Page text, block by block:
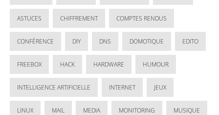
ASTUCES CHIFFREMENT COMPTES RENDUS
CONFÉRENCE DIY DNS DOMOTIQUE EDITO
FREEBOX HACK HARDWARE HUMOUR
INTELLIGENCE ARTIFICIELLE INTERNET JEUX
LINUX MAIL MEDIA MONITORING MUSIQUE